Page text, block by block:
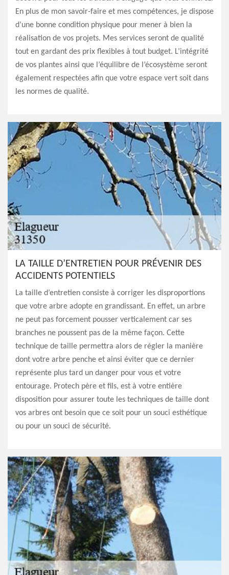
En plus de mon savoir-faire et mes compétences, je dispose
d’une bonne condition physique pour mener à bien la
réalisation de vos projets. Mes services seront de qualité
tout en gardant des prix flexibles à tout budget. L’intégrité
de vos plantes ainsi que l’équilibre de l’écosystème seront
également respectées afin que votre espace vert soit dans
les normes de qualité.
LA TAILLE D’ENTRETIEN POUR PRÉVENIR DES
ACCIDENTS POTENTIELS
La taille d’entretien consiste à corriger les disproportions
que votre arbre adopte en grandissant. En effet, un arbre
ne peut pas forcement pousser verticalement car ses
branches ne poussent pas de la même façon. Cette
technique de taille permettra alors de régler la manière
dont votre arbre penche et ainsi éviter que ce dernier
représente plus tard un danger pour vous et votre
entourage. Protech père et fils, est à votre entière
disposition pour assurer toute les techniques de taille dont
vos arbres ont besoin que ce soit pour un souci esthétique
ou pour un souci de sécurité.